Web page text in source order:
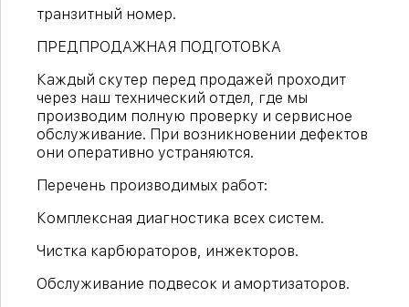
транзитный номер.
ПРЕДПРОДАЖНАЯ ПОДГОТОВКА
Каждый скутер перед продажей проходит
через наш технический отдел, где мы
производим полную проверку и сервисное
обслуживание. При возникновении дефектов
они оперативно устраняются.
Перечень производимых работ:
Комплексная диагностика всех систем.
Чистка карбюраторов, инжекторов.
Обслуживание подвесок и амортизаторов.